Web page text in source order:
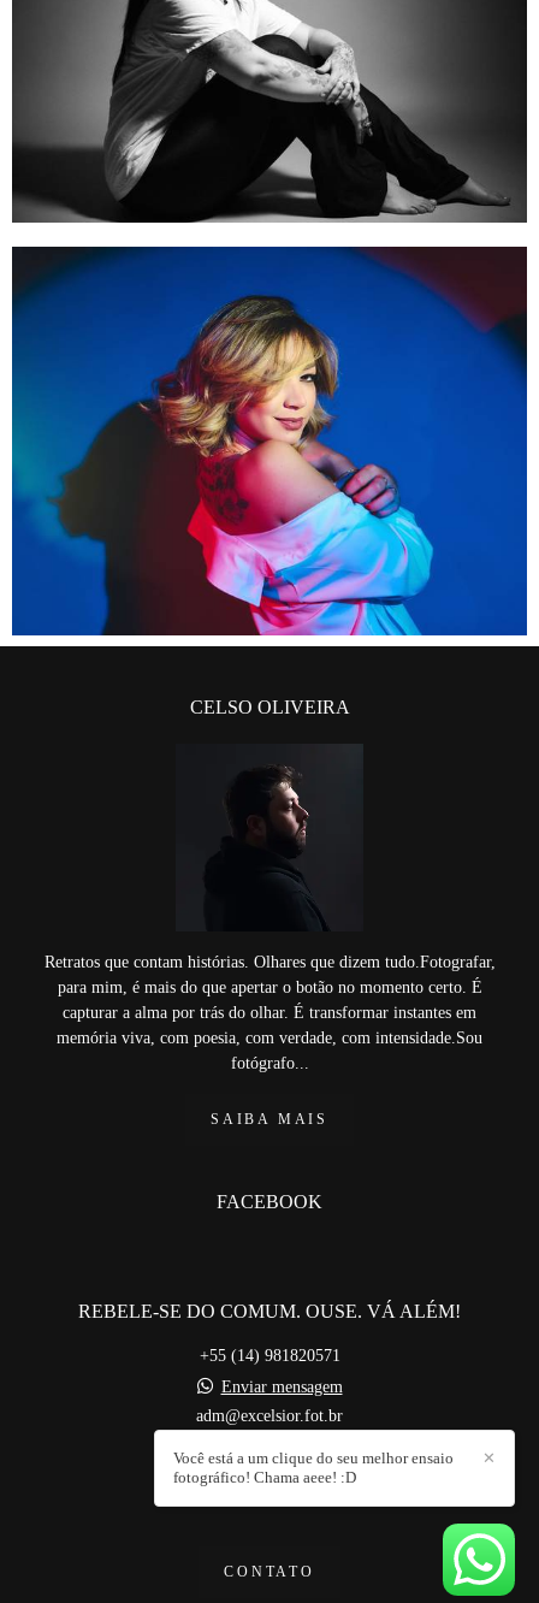
CELSO OLIVEIRA
Retratos que contam histórias. Olhares que dizem tudo.Fotografar,
para mim, é mais do que apertar o botão no momento certo. É
capturar a alma por trás do olhar. É transformar instantes em
memória viva, com poesia, com verdade, com intensidade.Sou
fotógrafo...
SAIBA MAIS
FACEBOOK
REBELE-SE DO COMUM. OUSE. VÁ ALÉM!
+55 (14) 981820571
Enviar mensagem
adm@excelsior.fot.br
CONTATO
✕
Você está a um clique do seu melhor ensaio
fotográfico! Chama aeee! :D